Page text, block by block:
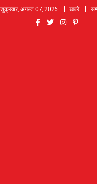
शुक्रवार, अगस्त 07, 2026 खबरे